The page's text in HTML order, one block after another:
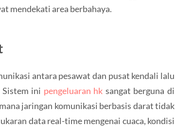
mendekati area berbahaya.
antara pesawat dan pusat kendali lalu
Sistem ini pengeluaran hk sangat berguna di
jaringan komunikasi berbasis darat tidak
data real-time mengenai cuaca, kondisi